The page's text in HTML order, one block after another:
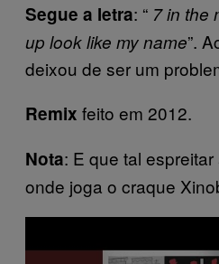
Segue a letra: “ 7 in the
up look like my name”.
deixou de ser um
Remix feito em 2012.
Nota: E que tal
onde joga o craque
a